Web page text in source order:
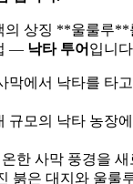
의 상징 **울룰루**
— 낙타 투어 입니
막에서 낙타를 타
규모의 낙타 농장
한 사막 풍경을
붉은 대지와 울룰